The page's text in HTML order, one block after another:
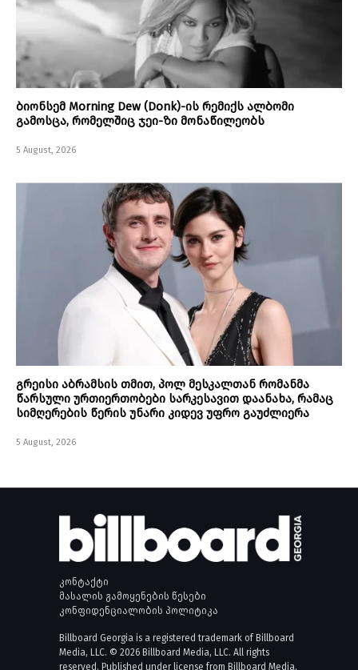
ბიონსემ Morning Dew (Donk)-ის რემიქს ალბომი
გამოსცა, რომელშიც ჯეი-ზი მონაწილეობს
5 August, 2026
გრეისი აბრამსის თმით, პოლ მესკალთან რომანმა
წარსული ურთიერთობები სარკესავით დაანახა, რამაც
სიმღერების წერის უნარი კიდევ უფრო გაუძლიერა
5 August, 2026
კონტაქტი
მასალის გამოყენების წესები
კონფიდენციალობის პოლიტიკა
Billboard Georgia is a registered trademark of Billboard
Media, LLC. © 2026 Billboard Media, LLC. All rights
reserved. Published under license from Billboard Media,